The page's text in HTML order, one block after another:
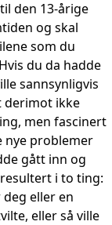
den 13-årige
og skal
som du
du da hadde
sannsynligvis
derimot ikke
men fascinert
nye problemer
gått inn og
i to ting:
eller en
eller så ville